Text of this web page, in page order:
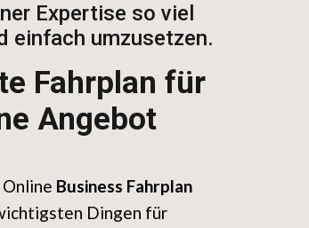
Expertise so viel
einfach umzusetzen.
Fahrplan für
Angebot
Business Fahrplan
Dingen für